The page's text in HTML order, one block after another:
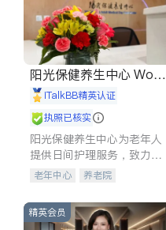
阳光保健养生中心 World
shine
iTalkBB精英认证
执照已核实
阳光保健养生中心为老年人
提供日间护理服务，致力于
通过持续的护理创新来有效
老年中心 养老院
精英会员